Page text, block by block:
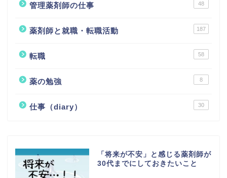
管理薬剤師の仕事 48
薬剤師と就職・転職活動 187
転職 58
薬の勉強 8
仕事（diary） 30
「将来が不安」と感じる薬剤師が
30代までにしておきたいこと